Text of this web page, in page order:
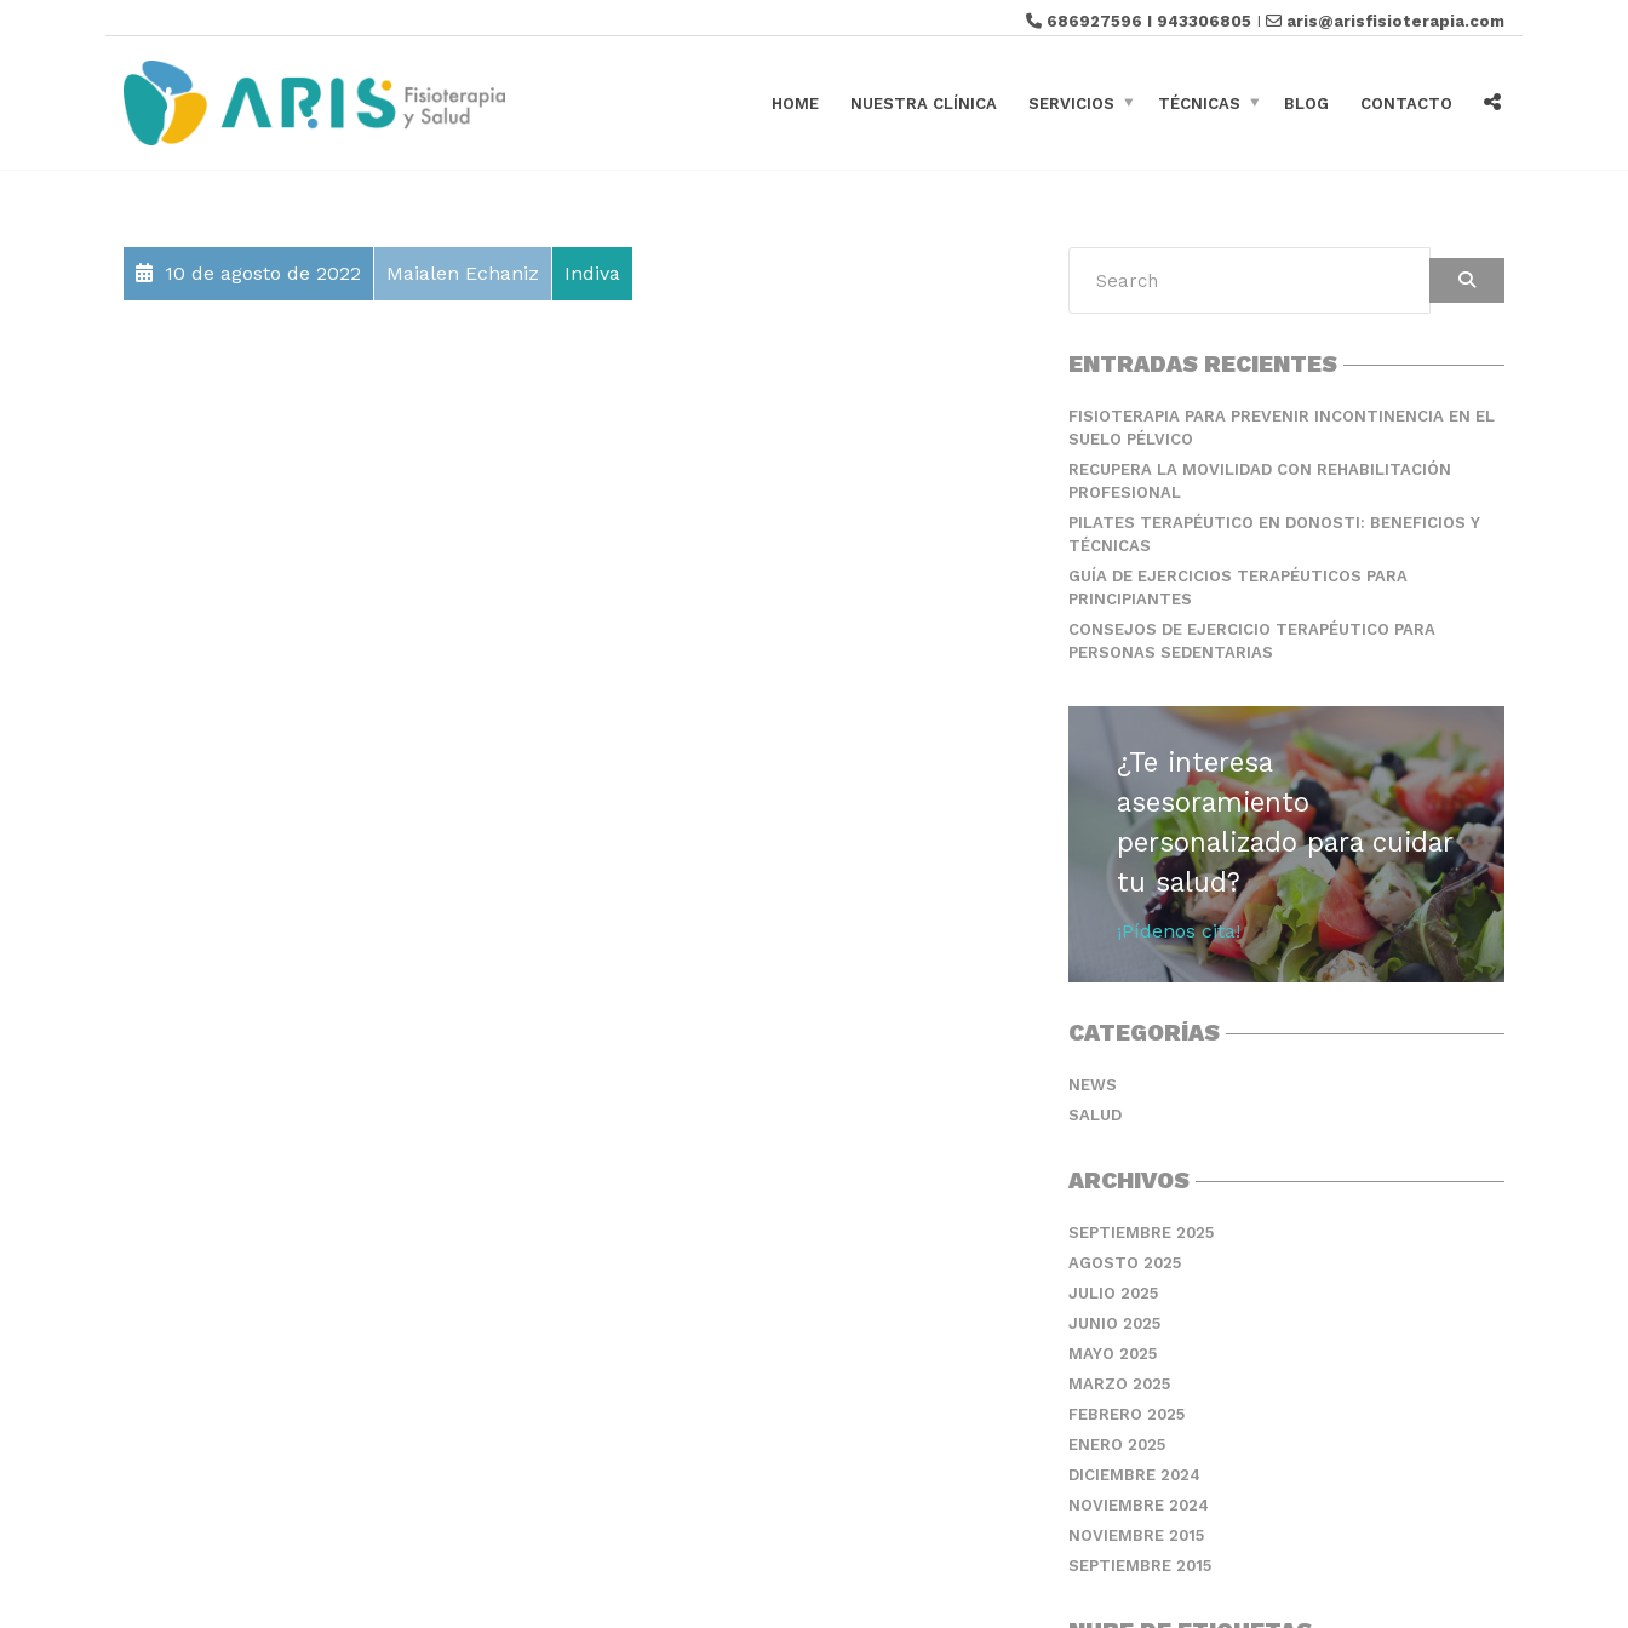
686927596 I 943306805 I aris@arisfisioterapia.com
HOME NUESTRA CLÍNICA SERVICIOS TÉCNICAS BLOG CONTACTO
10 de agosto de 2022 Maialen Echaniz Indiva
ENTRADAS RECIENTES
FISIOTERAPIA PARA PREVENIR INCONTINENCIA EN EL
SUELO PÉLVICO
RECUPERA LA MOVILIDAD CON REHABILITACIÓN
PROFESIONAL
PILATES TERAPÉUTICO EN DONOSTI: BENEFICIOS Y
TÉCNICAS
GUÍA DE EJERCICIOS TERAPÉUTICOS PARA
PRINCIPIANTES
CONSEJOS DE EJERCICIO TERAPÉUTICO PARA
PERSONAS SEDENTARIAS
¿Te interesa
asesoramiento
personalizado para cuidar
tu salud?
¡Pídenos cita!
CATEGORÍAS
NEWS
SALUD
ARCHIVOS
SEPTIEMBRE 2025
AGOSTO 2025
JULIO 2025
JUNIO 2025
MAYO 2025
MARZO 2025
FEBRERO 2025
ENERO 2025
DICIEMBRE 2024
NOVIEMBRE 2024
NOVIEMBRE 2015
SEPTIEMBRE 2015